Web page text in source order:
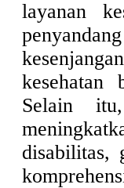
layanan
kesehatan
Selain
disabilitas,